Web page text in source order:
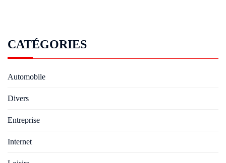
CATÉGORIES
Automobile
Divers
Entreprise
Internet